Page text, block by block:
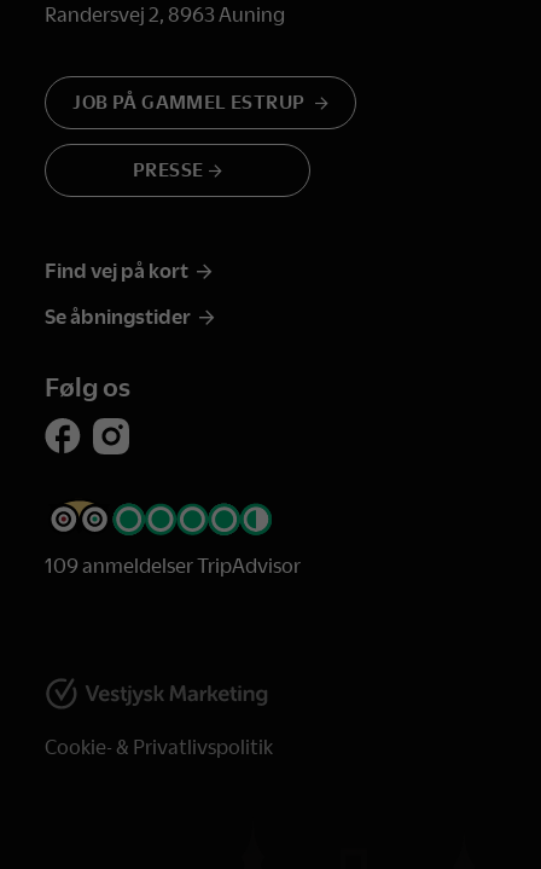
Randersvej 2, 8963 Auning
JOB PÅ GAMMEL ESTRUP
PRESSE
Find vej på kort
Se åbningstider
Følg os
109 anmeldelser TripAdvisor
Cookie- & Privatlivspolitik